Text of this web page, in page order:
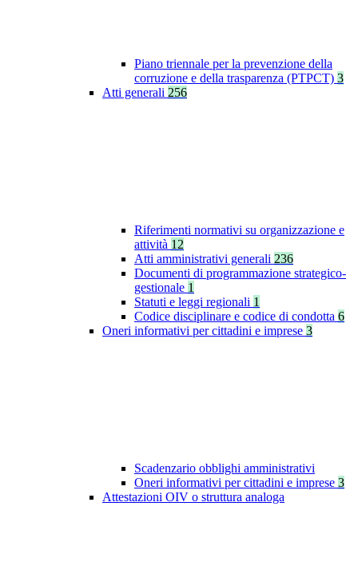
Piano triennale per la prevenzione della
corruzione e della trasparenza (PTPCT) 3
Atti generali 256
Riferimenti normativi su organizzazione e
attività 12
Atti amministrativi generali 236
Documenti di programmazione strategico-
gestionale 1
Statuti e leggi regionali 1
Codice disciplinare e codice di condotta 6
Oneri informativi per cittadini e imprese 3
Scadenzario obblighi amministrativi
Oneri informativi per cittadini e imprese 3
Attestazioni OIV o struttura analoga